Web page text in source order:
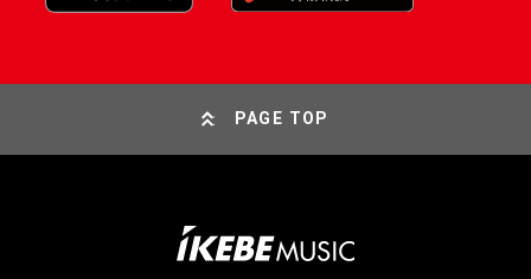
PAGE TOP